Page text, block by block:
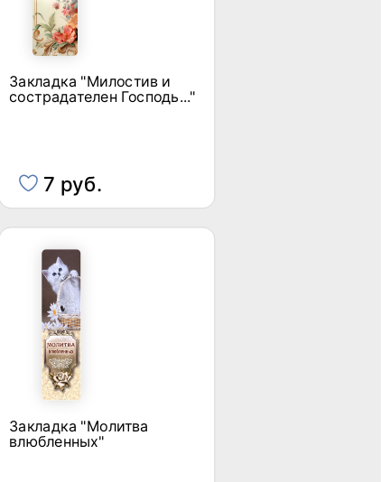
Закладка "Милостив и
сострадателен Господь..."
7 руб.
Закладка "Молитва
влюбленных"